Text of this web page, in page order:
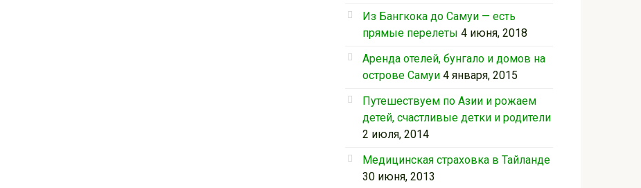
Из Бангкока до Самуи — есть
прямые перелеты 4 июня, 2018
Аренда отелей, бунгало и домов на
острове Самуи 4 января, 2015
Путешествуем по Азии и рожаем
детей, счастливые детки и родители
2 июля, 2014
Медицинская страховка в Тайланде
30 июня, 2013